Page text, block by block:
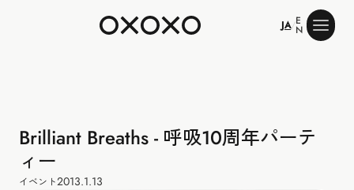
JA/E
N
Brilliant Breaths - 呼吸10周年パーテ
ィー
イベント2013.1.13